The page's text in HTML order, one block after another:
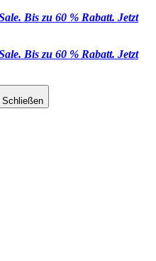
Bis zu 60 % Rabatt. Jetzt
Bis zu 60 % Rabatt. Jetzt
Schließen